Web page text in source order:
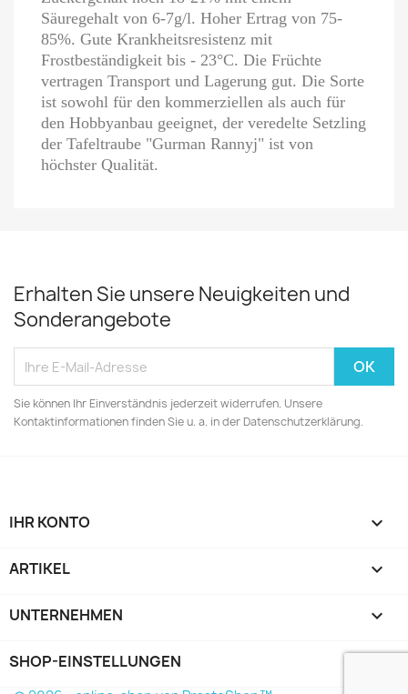
Säuregehalt von 6-7g/l. Hoher Ertrag von 75-
85%. Gute Krankheitsresistenz mit
Frostbeständigkeit bis - 23°C. Die Früchte
vertragen Transport und Lagerung gut. Die Sorte
ist sowohl für den kommerziellen als auch für
den Hobbyanbau geeignet, der veredelte Setzling
der Tafeltraube "Gurman Rannyj" ist von
höchster Qualität.
Erhalten Sie unsere Neuigkeiten und
Sonderangebote
Sie können Ihr Einverständnis jederzeit widerrufen. Unsere
Kontaktinformationen finden Sie u. a. in der Datenschutzerklärung.
IHR KONTO 
ARTIKEL 
UNTERNEHMEN 
SHOP-EINSTELLUNGEN